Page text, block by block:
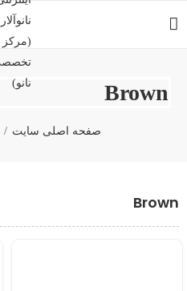
Brown
صفحه اصلی سایت
Brown